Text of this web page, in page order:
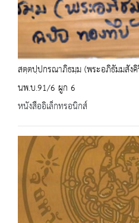
สตฺตปฺปกรณาภิธมฺม (พระอภิธัมมสัง
นพ.บ.91/6 ผูก 6
หนังสืออิเล็กทรอนิกส์